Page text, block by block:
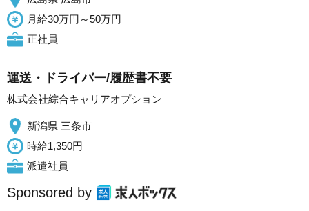
月給30万円～50万円
正社員
運送・ドライバー/履歴書不要
株式会社綜合キャリアオプション
新潟県 三条市
時給1,350円
派遣社員
Sponsored by